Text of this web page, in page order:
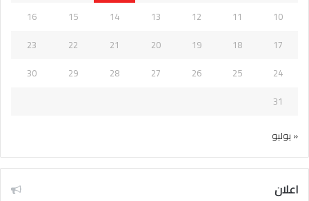
10
11
12
13
14
15
16
17
18
19
20
21
22
23
24
25
26
27
28
29
30
31
« يوليو
اعلان